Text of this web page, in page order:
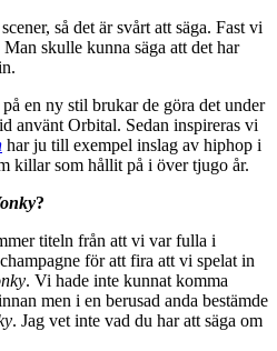
så det är svårt att säga. Fast vi
skulle kunna säga att det har
en ny stil brukar de göra det under
använt Orbital. Sedan inspireras vi
har ju till exempel inslag av hiphop i
killar som hållit på i över tjugo år.
?
titeln från att vi var fulla i
för att fira att vi spelat in
. Vi hade inte kunnat komma
men i en berusad anda bestämde
. Jag vet inte vad du har att säga om